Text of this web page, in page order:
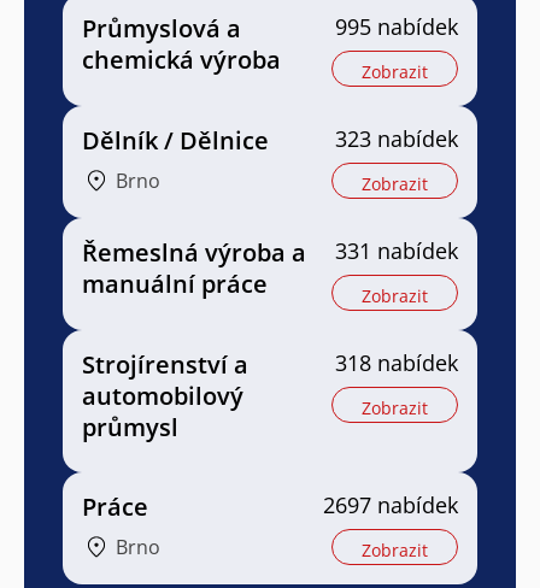
Průmyslová a
chemická výroba
995 nabídek
Zobrazit
Dělník / Dělnice
Brno
323 nabídek
Zobrazit
Řemeslná výroba a
manuální práce
331 nabídek
Zobrazit
Strojírenství a
automobilový
průmysl
318 nabídek
Zobrazit
Práce
Brno
2697 nabídek
Zobrazit